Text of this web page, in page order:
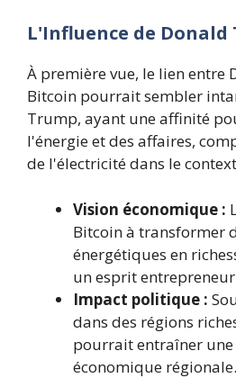
L'Influence de Donald
À première vue, le lien entre
Bitcoin pourrait sembler
Trump, ayant une affinité
l'énergie et des affaires,
de l'électricité dans le
Vision économique :
Bitcoin à transformer
énergétiques en
un esprit
Impact politique :
dans des régions
pourrait entraîner une
économique régionale.